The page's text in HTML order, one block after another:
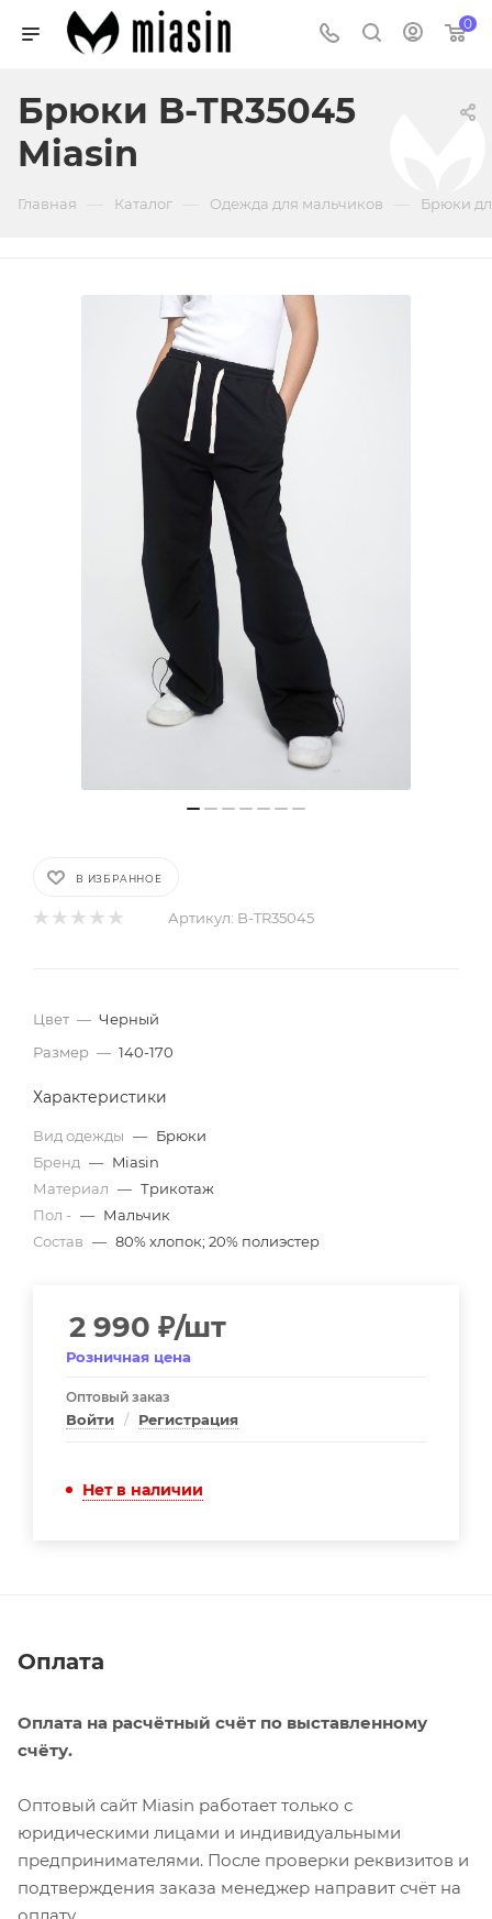
0
Брюки B-TR35045
Miasin
Главная Каталог Одежда для мальчиков Брюки
В ИЗБРАННОЕ
Артикул: B-TR35045
Цвет — Черный
Размер — 140-170
Характеристики
Вид одежды — Брюки
Бренд — Miasin
Материал — Трикотаж
Пол - — Мальчик
Состав — 80% хлопок; 20% полиэстер
2 990 ₽/шт
Розничная цена
Оптовый заказ
Войти / Регистрация
Нет в наличии
Оплата
Оплата на расчётный счёт по выставленному
счёту.
Оптовый сайт Miasin работает только с
юридическими лицами и индивидуальными
предпринимателями. После проверки реквизитов и
подтверждения заказа менеджер направит счёт на